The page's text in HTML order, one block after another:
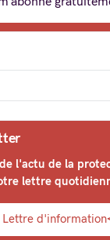
l'actu de la
lettre
Lettre d'information